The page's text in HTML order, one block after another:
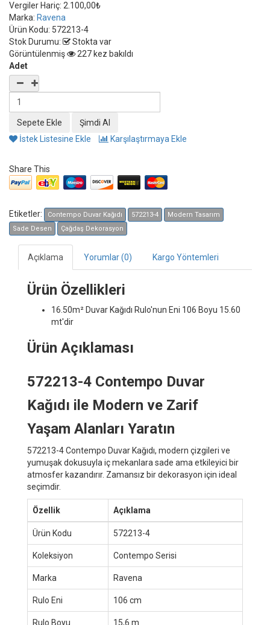
Vergiler Hariç: 2.100,00₺
Marka: Ravena
Ürün Kodu: 572213-4
Stok Durumu:
Stokta var
Görüntülenmiş
227 kez bakıldı
Adet
İstek Listesine Ekle Karşılaştırmaya Ekle
Share This
Etiketler: Contempo Duvar Kağıdı 572213-4
Modern Tasarım
Sade Desen
Çağdaş Dekorasyon
Açıklama Yorumlar (0) Kargo Yöntemleri
Ürün Özellikleri
16.50m² Duvar Kağıdı Rulo'nun Eni 106 Boyu 15.60
mt'dir
Ürün Açıklaması
572213-4 Contempo Duvar
Kağıdı ile Modern ve Zarif
Yaşam Alanları Yaratın
572213-4 Contempo Duvar Kağıdı, modern çizgileri ve
yumuşak dokusuyla iç mekanlara sade ama etkileyici bir
atmosfer kazandırır. Zamansız bir dekorasyon için ideal
seçimdir.
Özellik Açıklama
Ürün Kodu 572213-4
Koleksiyon Contempo Serisi
Marka Ravena
Rulo Eni 106 cm
Rulo Boyu 15,6 m